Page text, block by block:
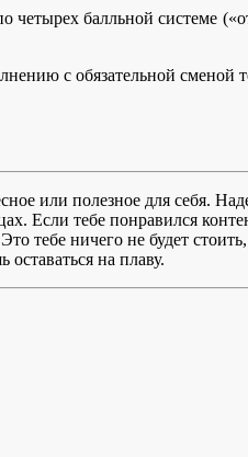
четырех балльной системе
с обязательной сменой
или полезное для себя.
Если тебе понравился
тебе ничего не будет
на плаву.